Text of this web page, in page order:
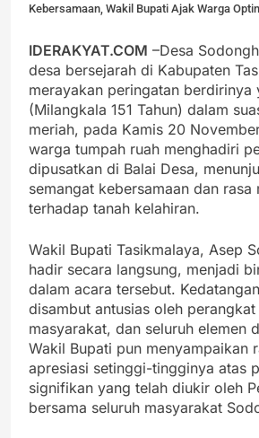
Kebersamaan, Wakil Bupati Ajak Warga
IDERAKYAT.COM –Desa
desa bersejarah di Kabupaten
merayakan peringatan berdirinya
(Milangkala 151 Tahun) dalam
meriah, pada Kamis 20
warga tumpah ruah menghadiri
dipusatkan di Balai Desa,
semangat kebersamaan dan rasa
terhadap tanah kelahiran.
Wakil Bupati Tasikmalaya, Asep
hadir secara langsung, menjadi
dalam acara tersebut.
disambut antusias oleh
masyarakat, dan seluruh elemen
Wakil Bupati pun menyampaikan
apresiasi setinggi-tingginya atas
signifikan yang telah diukir oleh
bersama seluruh masyarakat